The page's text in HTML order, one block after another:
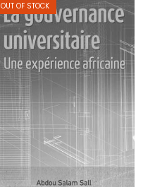
OUT OF STOCK